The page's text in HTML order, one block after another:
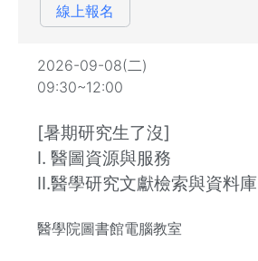
線上報名
2026-09-08(二)
09:30~12:00
[暑期研究生了沒]
I. 醫圖資源與服務
II.醫學研究文獻檢索與資料庫
醫學院圖書館電腦教室